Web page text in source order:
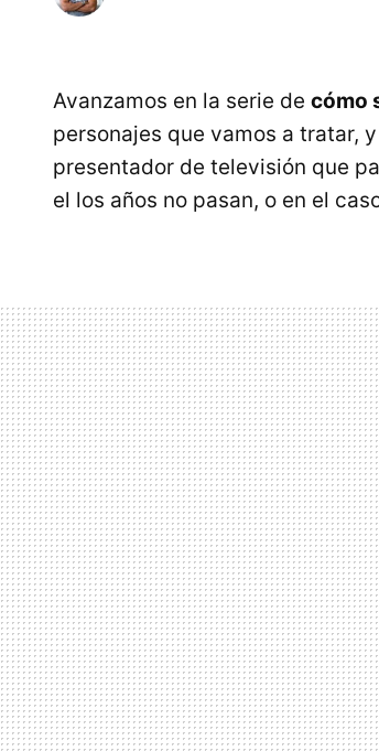
Avanzamos en la serie de cómo
personajes que vamos a tratar,
presentador de televisión que
el los años no pasan, o en el